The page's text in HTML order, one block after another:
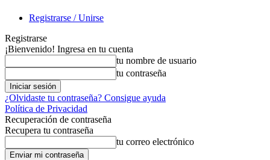
Registrarse / Unirse
Registrarse
¡Bienvenido! Ingresa en tu cuenta
tu nombre de usuario
tu contraseña
¿Olvidaste tu contraseña? Consigue ayuda
Política de Privacidad
Recuperación de contraseña
Recupera tu contraseña
tu correo electrónico